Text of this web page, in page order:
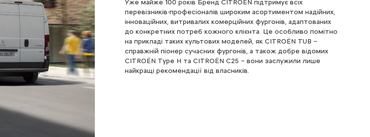
Уже майже 100 років Бренд CITROЁN підтримує всіх
перевізників-професіоналів широким асортиментом надійних,
інноваційних, витривалих комерційних фургонів, адаптованих
до конкретних потреб кожного клієнта. Це особливо помітно
на прикладі таких культових моделей, як CITROЁN TUB –
справжній піонер сучасних фургонів, а також добре відомих
CITROЁN Type H та CITROЁN C25 – вони заслужили лише
найкращі рекомендації від власників.